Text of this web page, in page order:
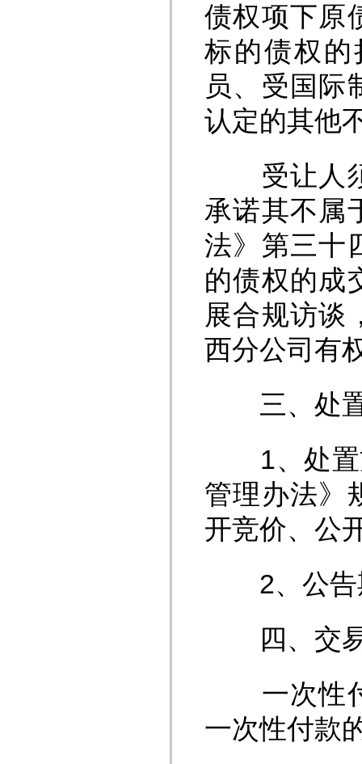
债权项下原
标的债权
员、受国际
认定的其他
受让人须
承诺其不属
法》第三十
的债权的成
展合规访谈
西分公司有
三、处置
1、处置
管理办法》
开竞价、公
2、公告
四、交
一次性付
一次性付款